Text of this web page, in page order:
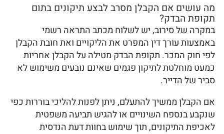
מה עושים אם הקבלן מסרב לבצע תיקונים בתום
תקופת הבדק?
במקרה של סירוב, יש לשלוח מכתב התראה רשמי
באמצעות עורך דין המפרט את הליקויים ואת חובת הקבלן
לפי חוק המכר. תקופת הבדק מטילה על הקבלן אחריות
כמעט מוחלטת לתיקון פגמים שאינם נובעים משימוש לא
סביר של הדייר.
אם הקבלן ממשיך להתעלם, ניתן לפנות להליכי בוררות כפי
שנקבע בנספח השינויים או להגיש תביעה משפטית
לאכיפת התיקונים, תוך שימוש בחוות דעת הנדסית